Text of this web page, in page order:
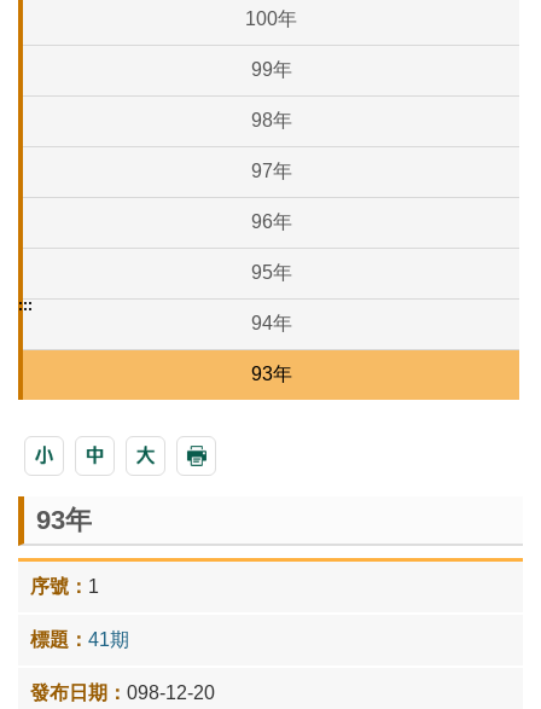
100年
99年
98年
97年
96年
95年
94年
93年
:::
93年
1
41期
098-12-20